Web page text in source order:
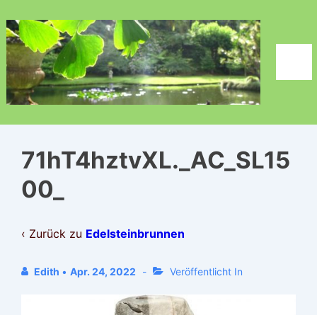
Zum
Inhalt
71hT4hztvXL._AC_SL15
00_
‹ Zurück zu Edelsteinbrunnen
Edith • Apr. 24, 2022 Veröffentlicht In